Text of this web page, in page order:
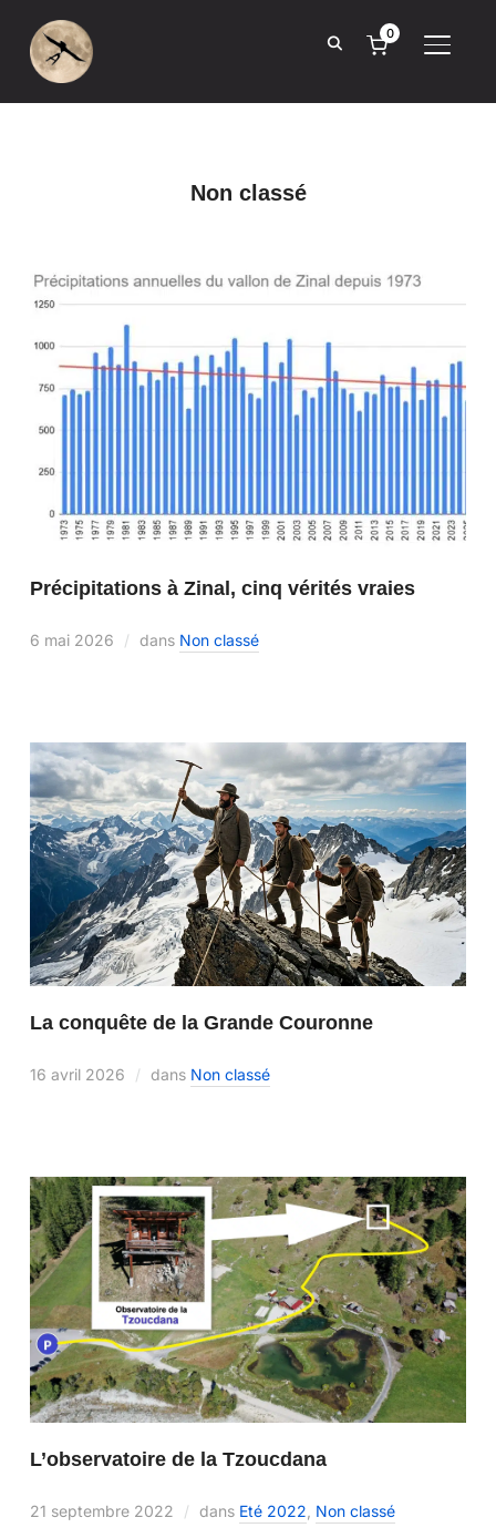
0
Non classé
Précipitations à Zinal, cinq vérités vraies
6 mai 2026 dans Non classé
La conquête de la Grande Couronne
16 avril 2026 dans Non classé
L’observatoire de la Tzoucdana
21 septembre 2022 dans Eté 2022 Non classé